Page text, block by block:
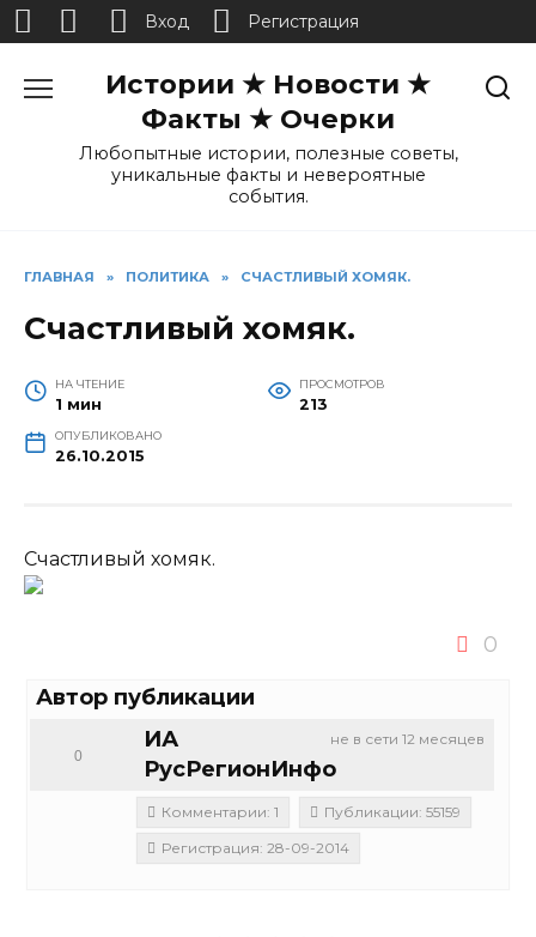
Истории ★ Новости ★
Факты ★ Очерки
Любопытные истории, полезные советы,
уникальные факты и невероятные
события.
ГЛАВНАЯ » ПОЛИТИКА » СЧАСТЛИВЫЙ ХОМЯК.
Счастливый хомяк.
НА ЧТЕНИЕ
1 мин
ПРОСМОТРОВ
213
ОПУБЛИКОВАНО
26.10.2015
Счастливый хомяк.
0
Автор публикации
не в сети 12 месяцев
ИА
РусРегионИнфо
0
Комментарии: 1
Публикации: 55159
Регистрация: 28-09-2014
Вход Регистрация